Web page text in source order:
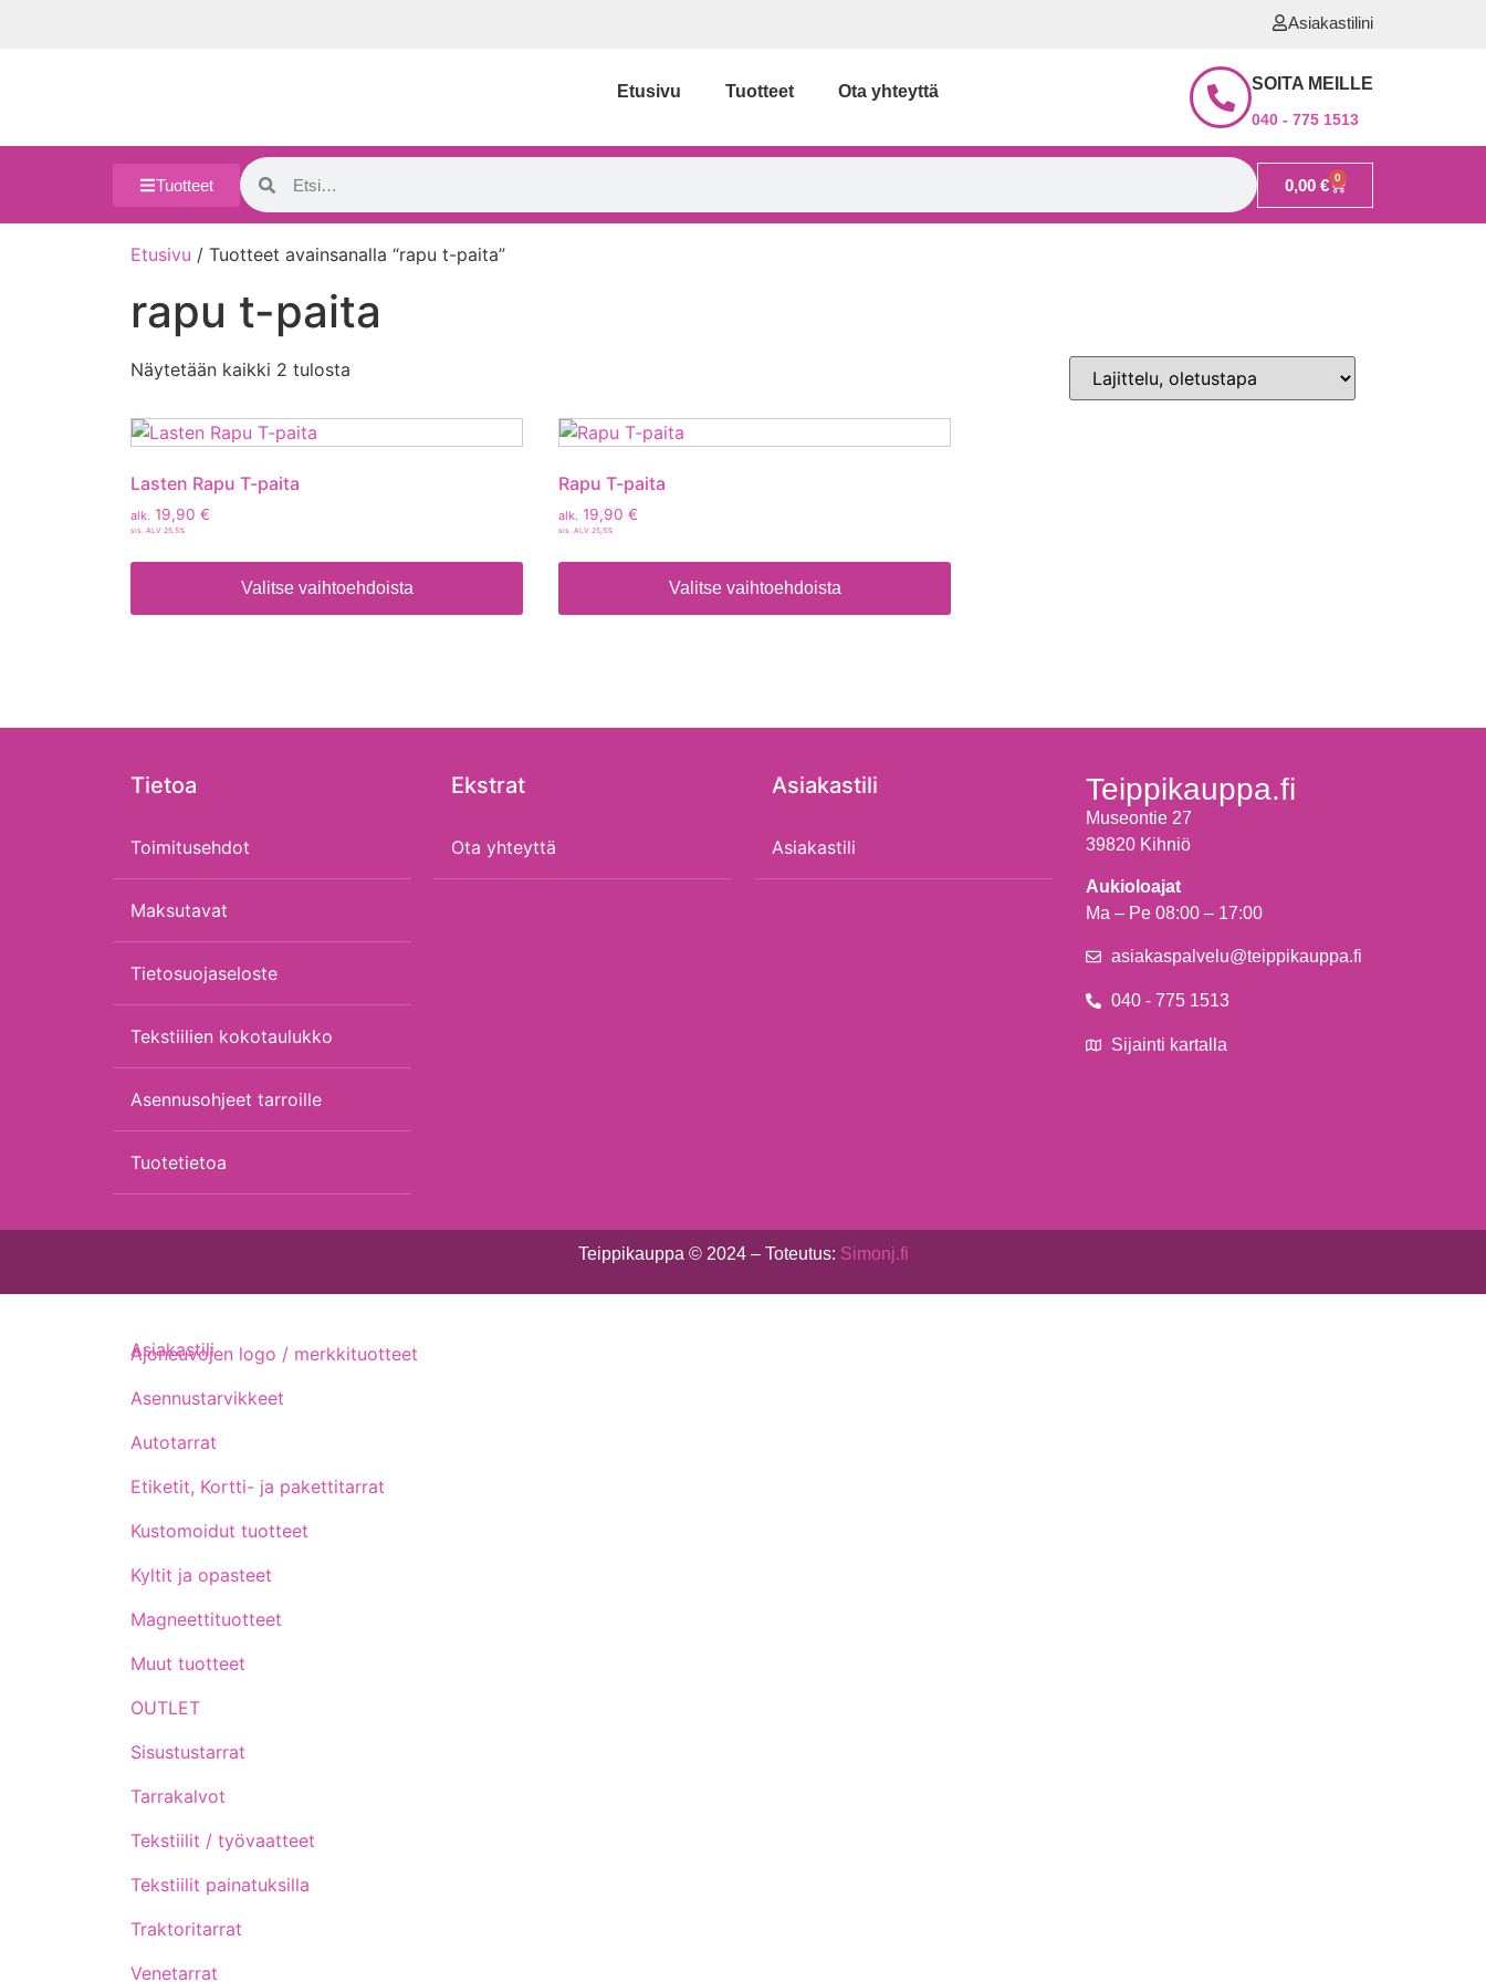
Asiakastilini
Etusivu Tuotteet Ota yhteyttä SOITA MEILLE
040 - 775 1513
Tuotteet 0,00 € 0
Etusivu / Tuotteet avainsanalla “rapu t-paita”
rapu t-paita
Näytetään kaikki 2 tulosta
Lasten Rapu T-paita
alk. 19,90 €
sis. ALV 25,5%
Valitse vaihtoehdoista
Rapu T-paita
alk. 19,90 €
sis. ALV 25,5%
Valitse vaihtoehdoista
Tietoa
Toimitusehdot
Maksutavat
Tietosuojaseloste
Tekstiilien kokotaulukko
Asennusohjeet tarroille
Tuotetietoa
Ekstrat
Ota yhteyttä
Asiakastili
Asiakastili
Teippikauppa.fi
Museontie 27
39820 Kihniö
Aukioloajat
Ma – Pe 08:00 – 17:00
asiakaspalvelu@teippikauppa.fi
040 - 775 1513
Sijainti kartalla
Teippikauppa © 2024 – Toteutus: Simonj.fi
Ajoneuvojen logo / merkkituotteet
Asennustarvikkeet
Autotarrat
Etiketit, Kortti- ja pakettitarrat
Kustomoidut tuotteet
Kyltit ja opasteet
Magneettituotteet
Muut tuotteet
OUTLET
Sisustustarrat
Tarrakalvot
Tekstiilit / työvaatteet
Tekstiilit painatuksilla
Traktoritarrat
Venetarrat
Asiakastili